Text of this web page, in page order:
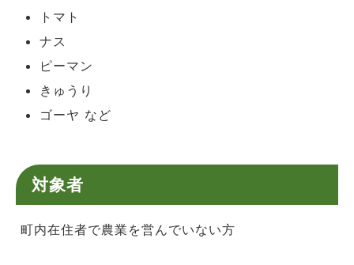
トマト
ナス
ピーマン
きゅうり
ゴーヤ など
対象者
町内在住者で農業を営んでいない方